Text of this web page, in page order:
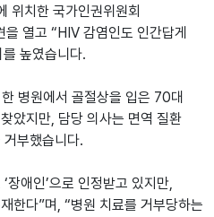
위치한 국가인권위원회
열고 “HIV 감염인도 인간답게
높였습니다.
병원에서 골절상을 입은 70대
았지만, 담당 의사는 면역 질환
부했습니다.
장애인’으로 인정받고 있지만,
한다”며, “병원 치료를 거부당하는